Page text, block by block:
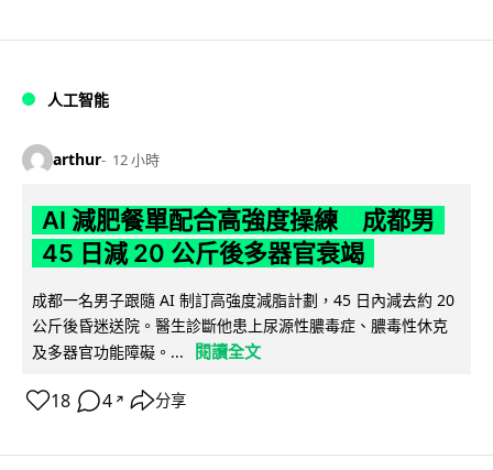
人工智能
arthur 12 小時
AI 減肥餐單配合高強度操練 成都男
45 日減 20 公斤後多器官衰竭
成都一名男子跟隨 AI 制訂高強度減脂計劃，45 日內減去約 20
公斤後昏迷送院。醫生診斷他患上尿源性膿毒症、膿毒性休克
及多器官功能障礙。...
閱讀全文
18 4 ↗ 分享